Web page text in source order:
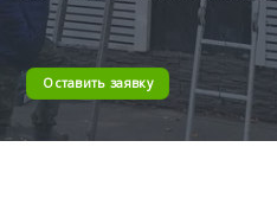
Оставить заявку